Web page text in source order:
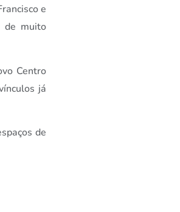
e
de muito
Centro
já
de